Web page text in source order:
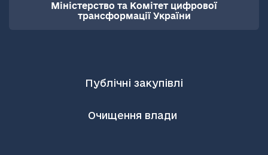
Міністерство та Комітет цифрової
трансформації України
Публічні закупівлі
Очищення влади